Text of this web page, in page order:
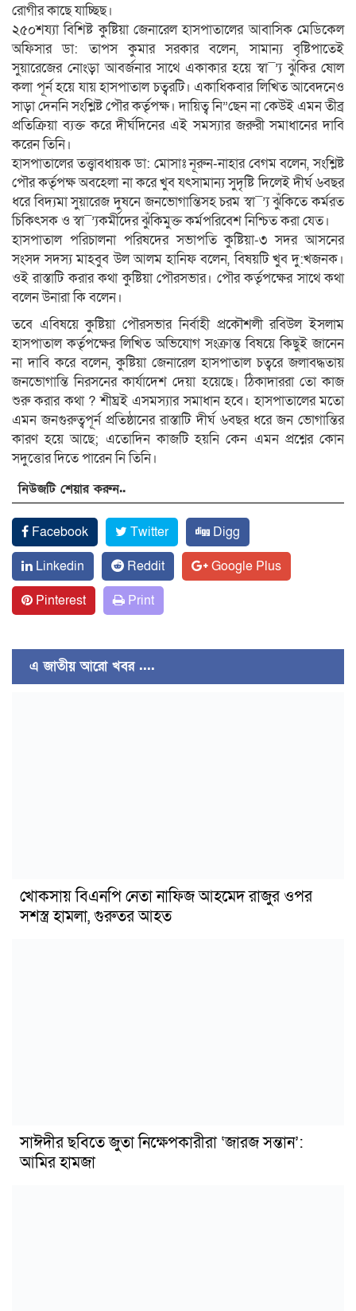
রোগীর কাছে যাচ্ছিছ।
২৫০শয্যা বিশিষ্ট কুষ্টিয়া জেনারেল হাসপাতালের আবাসিক মেডিকেল
অফিসার ডা: তাপস কুমার সরকার বলেন, সামান্য বৃষ্টিপাতেই
সুয়ারেজের নোংড়া আবর্জনার সাথে একাকার হয়ে স্বা¯’্য ঝুঁকির ষোল
কলা পূর্ন হয়ে যায় হাসপাতাল চত্বরটি। একাধিকবার লিখিত আবেদনেও
সাড়া দেননি সংশ্লিষ্ট পৌর কর্তৃপক্ষ। দায়িত্ব নি”েছন না কেউই এমন তীব্র
প্রতিক্রিয়া ব্যক্ত করে দীর্ঘদিনের এই সমস্যার জরুরী সমাধানের দাবি
করেন তিনি।
হাসপাতালের তত্ত্বাবধায়ক ডা: মোসাঃ নূরুন-নাহার বেগম বলেন, সংশ্লিষ্ট
পৌর কর্তৃপক্ষ অবহেলা না করে খুব যৎসামান্য সুদৃষ্টি দিলেই দীর্ঘ ৬বছর
ধরে বিদ্যমা সুয়ারেজ দুষনে জনভোগান্তিসহ চরম স্বা¯’্য ঝুঁকিতে কর্মরত
চিকিৎসক ও স্বা¯’্যকর্মীদের ঝুঁকিমুক্ত কর্মপরিবেশ নিশ্চিত করা যেত।
হাসপাতাল পরিচালনা পরিষদের সভাপতি কুষ্টিয়া-৩ সদর আসনের
সংসদ সদস্য মাহবুব উল আলম হানিফ বলেন, বিষয়টি খুব দু:খজনক।
ওই রাস্তাটি করার কথা কুষ্টিয়া পৌরসভার। পৌর কর্তৃপক্ষের সাথে কথা
বলেন উনারা কি বলেন।
তবে এবিষয়ে কুষ্টিয়া পৌরসভার নির্বাহী প্রকৌশলী রবিউল ইসলাম
হাসপাতাল কর্তৃপক্ষের লিখিত অভিযোগ সংক্রান্ত বিষয়ে কিছুই জানেন
না দাবি করে বলেন, কুষ্টিয়া জেনারেল হাসপাতাল চত্বরে জলাবদ্ধতায়
জনভোগান্তি নিরসনের কার্যাদেশ দেয়া হয়েছে। ঠিকাদাররা তো কাজ
শুরু করার কথা ? শীঘ্রই এসমস্যার সমাধান হবে। হাসপাতালের মতো
এমন জনগুরুত্বপূর্ন প্রতিষ্ঠানের রাস্তাটি দীর্ঘ ৬বছর ধরে জন ভোগান্তির
কারণ হয়ে আছে; এতোদিন কাজটি হয়নি কেন এমন প্রশ্নের কোন
সদুত্তোর দিতে পারেন নি তিনি।
নিউজটি শেয়ার করুন..
Facebook Twitter
Digg
Linkedin
Reddit
Google Plus
Pinterest
Print
এ জাতীয় আরো খবর ....
খোকসায় বিএনপি নেতা নাফিজ আহমেদ রাজুর ওপর
সশস্ত্র হামলা, গুরুতর আহত
সাঈদীর ছবিতে জুতা নিক্ষেপকারীরা ‘জারজ সন্তান’:
আমির হামজা